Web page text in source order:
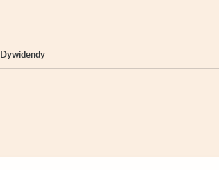
Dywidendy